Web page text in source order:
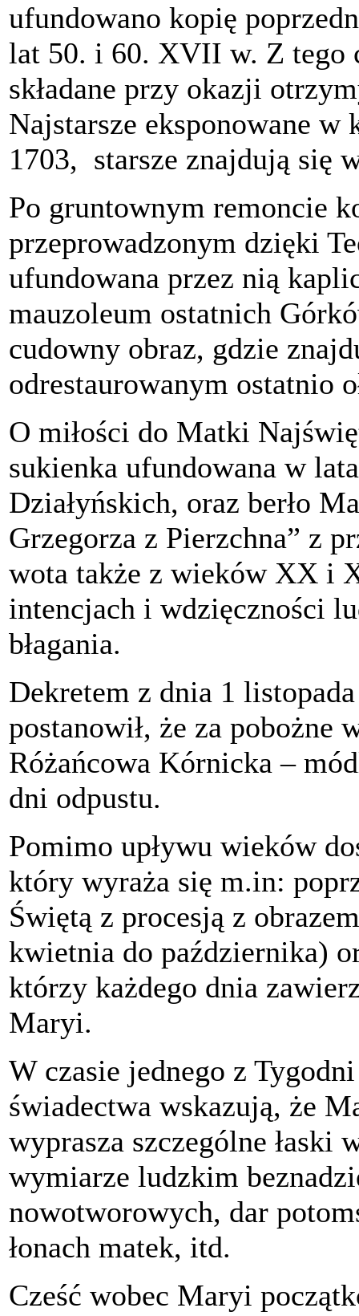
ufundowano kopię
lat 50. i 60. XVII w. Z tego
składane przy okazji
Najstarsze eksponowane w
1703, starsze znajdują się
Po gruntownym remoncie
przeprowadzonym dzięki
ufundowana przez nią
mauzoleum ostatnich
cudowny obraz, gdzie
odrestaurowanym ostatnio
O miłości do Matki
sukienka ufundowana w
Działyńskich, oraz berło
Grzegorza z Pierzchna” z
wota także z wieków XX i
intencjach i wdzięczności
błagania.
Dekretem z dnia 1
postanowił, że za pobożne
Różańcowa Kórnicka –
dni odpustu.
Pomimo upływu wieków
który wyraża się m.in:
Świętą z procesją z
kwietnia do października)
którzy każdego dnia
Maryi.
W czasie jednego z
świadectwa wskazują, że
wyprasza szczególne łaski
wymiarze ludzkim
nowotworowych, dar
łonach matek, itd.
Cześć wobec Maryi